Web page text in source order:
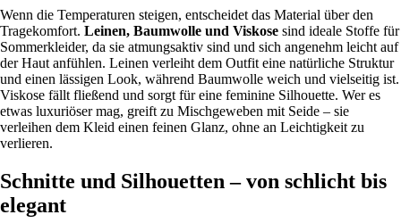
Wenn die Temperaturen steigen, entscheidet das Material über den
Tragekomfort. Leinen, Baumwolle und Viskose sind ideale Stoffe für
Sommerkleider, da sie atmungsaktiv sind und sich angenehm leicht auf
der Haut anfühlen. Leinen verleiht dem Outfit eine natürliche Struktur
und einen lässigen Look, während Baumwolle weich und vielseitig ist.
Viskose fällt fließend und sorgt für eine feminine Silhouette. Wer es
etwas luxuriöser mag, greift zu Mischgeweben mit Seide – sie
verleihen dem Kleid einen feinen Glanz, ohne an Leichtigkeit zu
verlieren.
Schnitte und Silhouetten – von schlicht bis
elegant